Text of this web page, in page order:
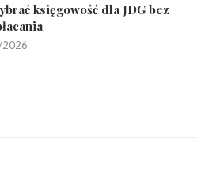
księgowość dla JDG bez